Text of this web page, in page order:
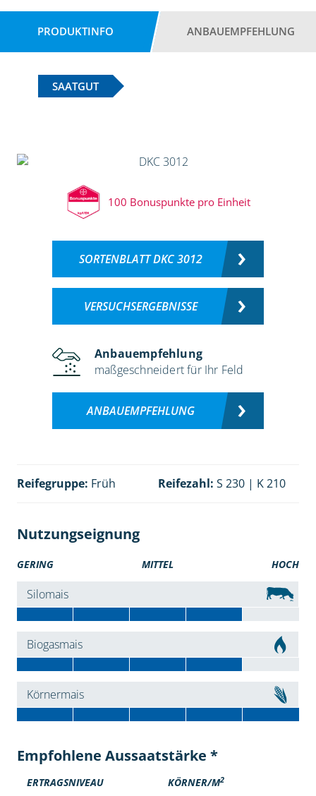
PRODUKTINFO ANBAUEMPFEHLUNG
SAATGUT
100 Bonuspunkte pro Einheit
SORTENBLATT DKC 3012
VERSUCHSERGEBNISSE
Anbauempfehlung
maßgeschneidert für Ihr Feld
ANBAUEMPFEHLUNG
Reifegruppe: Früh Reifezahl: S 230 | K 210
Nutzungseignung
GERING MITTEL HOCH
Silomais
Biogasmais
Körnermais
Empfohlene Aussaatstärke *
ERTRAGSNIVEAU KÖRNER/M2